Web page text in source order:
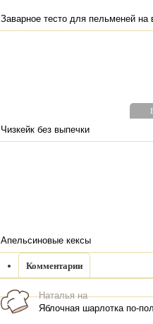
Заварное тесто для пельменей на
Чизкейк без выпечки
Апельсиновые кексы
Комментарии
Наталья на
Яблочная шарлотка по-